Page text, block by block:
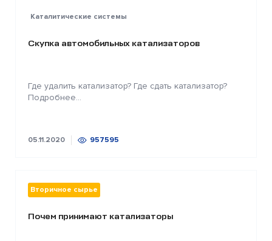
Каталитические системы
Скупка автомобильных катализаторов
Где удалить катализатор? Где сдать катализатор?
Подробнее...
05.11.2020 957595
Вторичное сырье
Почем принимают катализаторы